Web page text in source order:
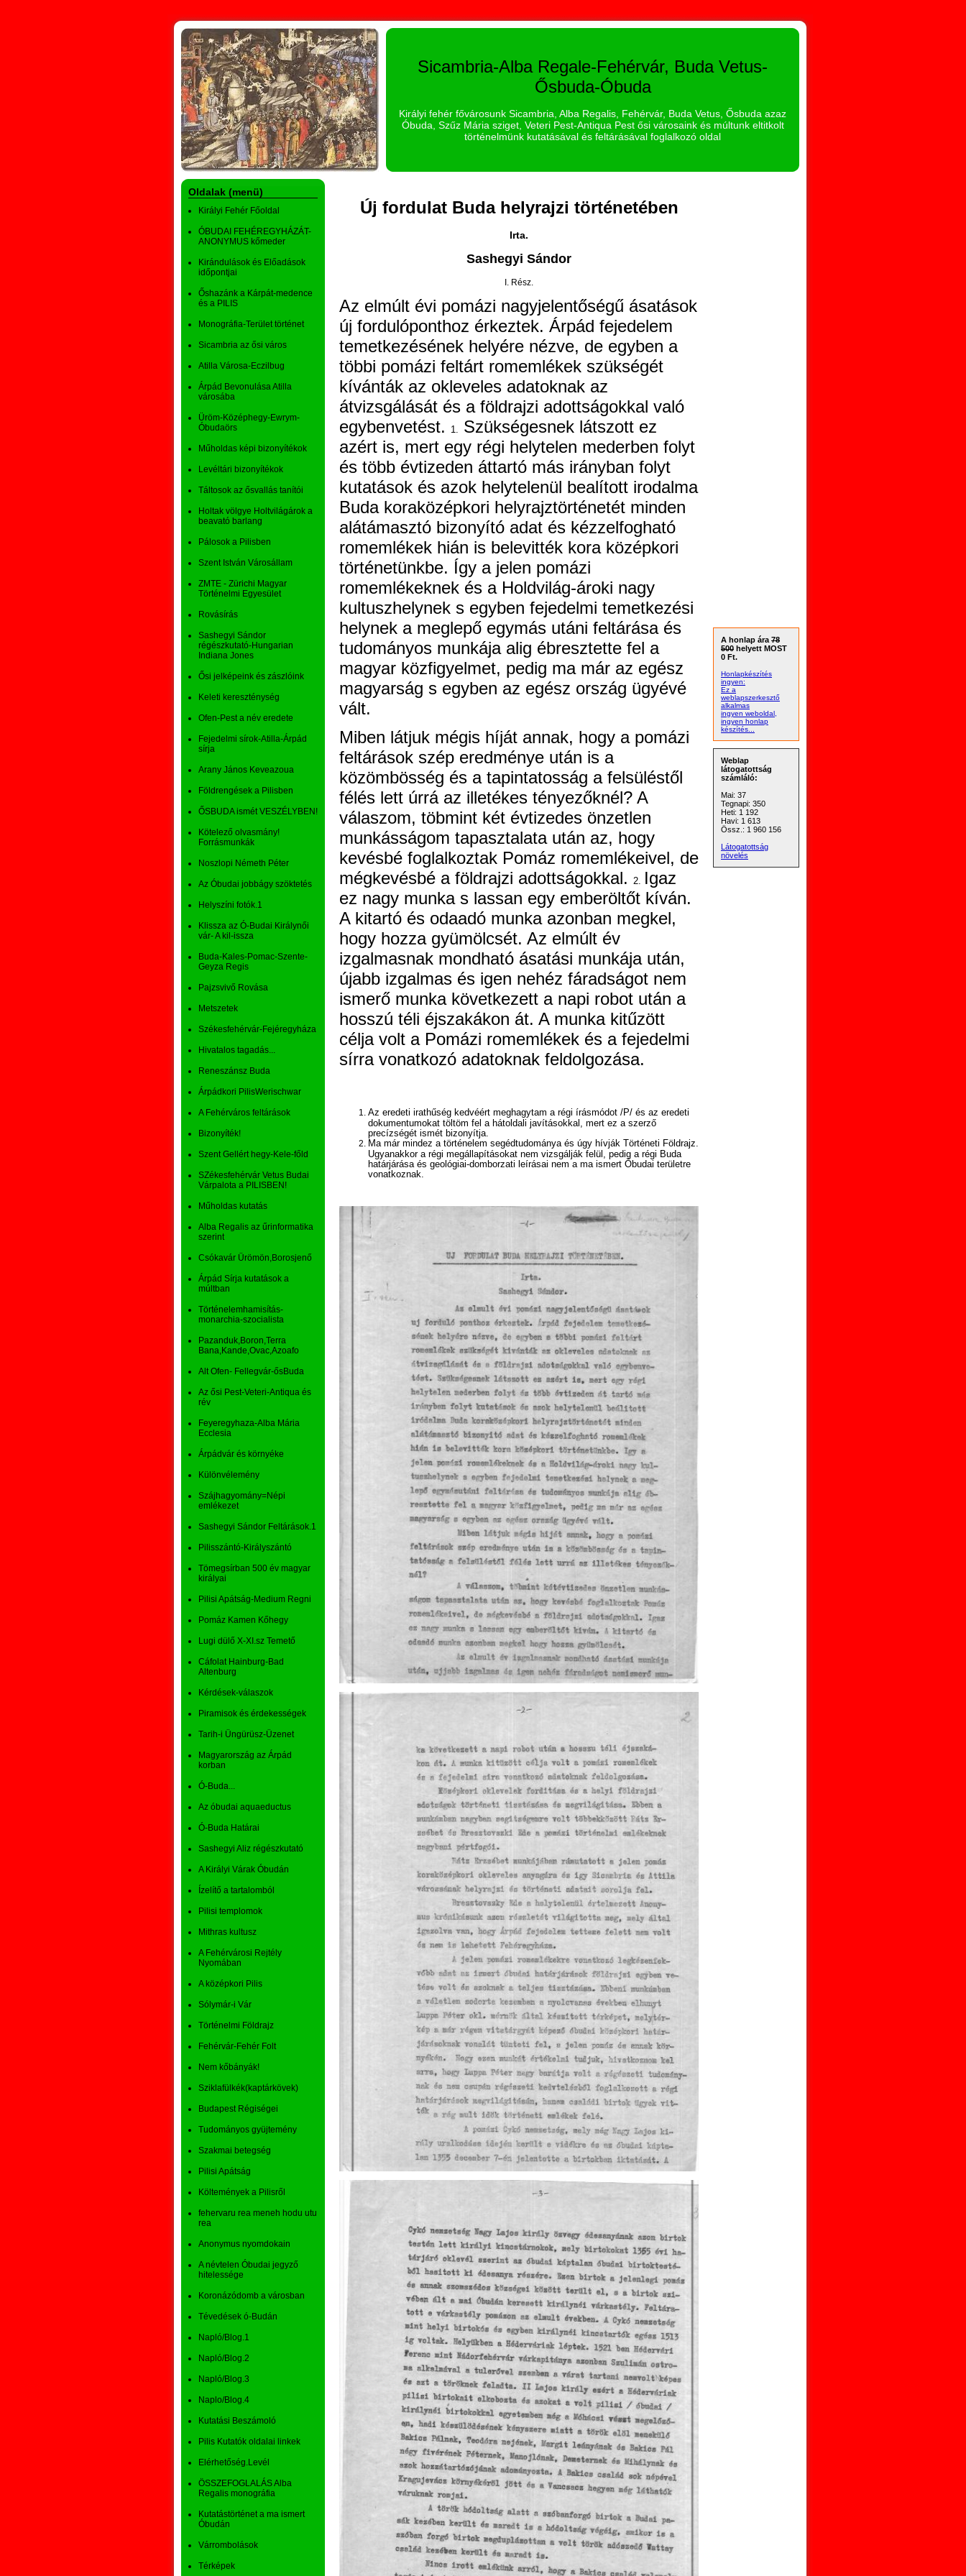
Sicambria-Alba Regale-Fehérvár, Buda Vetus-
Ősbuda-Óbuda
Királyi fehér fővárosunk Sicambria, Alba Regalis, Fehérvár, Buda Vetus, Ősbuda azaz
Óbuda, Szűz Mária sziget, Veteri Pest-Antiqua Pest ősi városaink és múltunk eltitkolt
történelmünk kutatásával és feltárásával foglalkozó oldal
Oldalak (menü)
Királyi Fehér Főoldal
ÓBUDAI FEHÉREGYHÁZÁT-
ANONYMUS kőmeder
Kirándulások és Előadások
időpontjai
Őshazánk a Kárpát-medence
és a PILIS
Monográfia-Terület történet
Sicambria az ősi város
Atilla Városa-Eczilbug
Árpád Bevonulása Atilla
városába
Üröm-Középhegy-Ewrym-
Óbudaörs
Műholdas képi bizonyítékok
Levéltári bizonyítékok
Táltosok az ősvallás tanítói
Holtak völgye Holtvilágárok a
beavató barlang
Pálosok a Pilisben
Szent István Városállam
ZMTE - Zürichi Magyar
Történelmi Egyesület
Rovásírás
Sashegyi Sándor
régészkutató-Hungarian
Indiana Jones
Ősi jelképeink és zászlóink
Keleti kereszténység
Ofen-Pest a név eredete
Fejedelmi sírok-Atilla-Árpád
sírja
Arany János Keveazoua
Földrengések a Pilisben
ŐSBUDA ismét VESZÉLYBEN!
Kötelező olvasmány!
Forrásmunkák
Noszlopi Németh Péter
Az Óbudai jobbágy szöktetés
Helyszíni fotók.1
Klissza az Ó-Budai Királynői
vár- A kil-issza
Buda-Kales-Pomac-Szente-
Geyza Regis
Pajzsvivő Rovása
Metszetek
Székesfehérvár-Fejéregyháza
Hivatalos tagadás...
Reneszánsz Buda
Árpádkori PilisWerischwar
A Fehérváros feltárások
Bizonyíték!
Szent Gellért hegy-Kele-főld
SZékesfehérvár Vetus Budai
Várpalota a PILISBEN!
Műholdas kutatás
Alba Regalis az űrinformatika
szerint
Csókavár Ürömön,Borosjenő
Árpád Sírja kutatások a
múltban
Történelemhamisítás-
monarchia-szocialista
Pazanduk,Boron,Terra
Bana,Kande,Ovac,Azoafo
Alt Ofen- Fellegvár-ősBuda
Az ősi Pest-Veteri-Antiqua és
rév
Feyeregyhaza-Alba Mária
Ecclesia
Árpádvár és környéke
Különvélemény
Szájhagyomány=Népi
emlékezet
Sashegyi Sándor Feltárások.1
Pilisszántó-Királyszántó
Tömegsírban 500 év magyar
királyai
Pilisi Apátság-Medium Regni
Pomáz Kamen Kőhegy
Lugi dülő X-XI.sz Temető
Cáfolat Hainburg-Bad
Altenburg
Kérdések-válaszok
Piramisok és érdekességek
Tarih-i Üngürüsz-Üzenet
Magyarország az Árpád
korban
Ó-Buda...
Az óbudai aquaeductus
Ó-Buda Határai
Sashegyi Aliz régészkutató
A Királyi Várak Óbudán
Ízelítő a tartalomból
Pilisi templomok
Mithras kultusz
A Fehérvárosi Rejtély
Nyomában
A középkori Pilis
Sólymár-i Vár
Történelmi Földrajz
Fehérvár-Fehér Folt
Nem kőbányák!
Sziklafülkék(kaptárkövek)
Budapest Régiségei
Tudományos gyüjtemény
Szakmai betegség
Pilisi Apátság
Költemények a Pilisről
fehervaru rea meneh hodu utu
rea
Anonymus nyomdokain
A névtelen Óbudai jegyző
hitelessége
Koronázódomb a városban
Tévedések ó-Budán
Napló/Blog.1
Napló/Blog.2
Napló/Blog.3
Naplo/Blog.4
Kutatási Beszámoló
Pilis Kutatók oldalai linkek
Elérhetőség.Levél
ÖSSZEFOGLALÁS Alba
Regalis monográfia
Kutatástörténet a ma ismert
Óbudán
Várrombolások
Térképek
Új fordulat Buda helyrajzi történetében
Irta.
Sashegyi Sándor
I. Rész.
Az elmúlt évi pomázi nagyjelentőségű ásatások
új fordulóponthoz érkeztek. Árpád fejedelem
temetkezésének helyére nézve, de egyben a
többi pomázi feltárt romemlékek szükségét
kívánták az okleveles adatoknak az
átvizsgálását és a földrajzi adottságokkal való
egybenvetést.
1. Szükségesnek látszott ez
azért is, mert egy régi helytelen mederben folyt
és több évtizeden áttartó más irányban folyt
kutatások és azok helytelenül bealított irodalma
Buda koraközépkori helyrajztörténetét minden
alátámasztó bizonyító adat és kézzelfogható
romemlékek hián is belevitték kora középkori
történetünkbe. Így a jelen pomázi
romemlékeknek és a Holdvilág-ároki nagy
kultuszhelynek s egyben fejedelmi temetkezési
helynek a meglepő egymás utáni feltárása és
tudományos munkája alig ébresztette fel a
magyar közfigyelmet, pedig ma már az egész
magyarság s egyben az egész ország ügyévé
vált.
Miben látjuk mégis híját annak, hogy a pomázi
feltárások szép eredménye után is a
közömbösség és a tapintatosság a felsüléstől
félés lett úrrá az illetékes tényezőknél? A
válaszom, töbmint két évtizedes önzetlen
munkásságom tapasztalata után az, hogy
kevésbé foglalkoztak Pomáz romemlékeivel, de
mégkevésbé a földrajzi adottságokkal. 2. Igaz
ez nagy munka s lassan egy emberöltőt kíván.
A kitartó és odaadó munka azonban megkel,
hogy hozza gyümölcsét. Az elmúlt év
izgalmasnak mondható ásatási munkája után,
újabb izgalmas és igen nehéz fáradságot nem
ismerő munka következett a napi robot után a
hosszú téli éjszakákon át. A munka kitűzött
célja volt a Pomázi romemlékek és a fejedelmi
sírra vonatkozó adatoknak feldolgozása.
Az eredeti irathűség kedvéért meghagytam a régi írásmódot /P/ és az eredeti
dokumentumokat töltöm fel a hátoldali javításokkal, mert ez a szerző
precízségét ismét bizonyítja.
Ma már mindez a történelem segédtudománya és úgy hívják Történeti Földrajz.
Ugyanakkor a régi megállapításokat nem vizsgálják felül, pedig a régi Buda
határjárása és geológiai-domborzati leírásai nem a ma ismert Óbudai területre
vonatkoznak.
A honlap ára 78
500 helyett MOST
0 Ft.
Honlapkészítés
ingyen:
Ez a
weblapszerkesztő
alkalmas
ingyen weboldal,
ingyen honlap
készítés...
Weblap
látogatottság
számláló:
Mai: 37
Tegnapi: 350
Heti: 1 192
Havi: 1 613
Össz.: 1 960 156
Látogatottság
növelés